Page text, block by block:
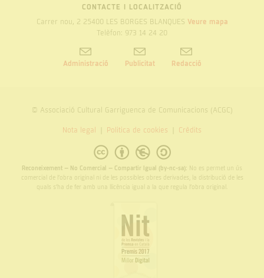
CONTACTE I LOCALITZACIÓ
Carrer nou, 2 25400 LES BORGES BLANQUES Veure mapa
Telèfon: 973 14 24 20
Administració Publicitat Redacció
© Associació Cultural Garriguenca de Comunicacions (ACGC)
Nota legal Politica de cookies Crèdits
Reconeixement – No Comercial – Compartir Igual (by-nc-sa): No es permet un ús
comercial de l’obra original ni de les possibles obres derivades, la distribució de les
quals s’ha de fer amb una llicència igual a la que regula l’obra original.